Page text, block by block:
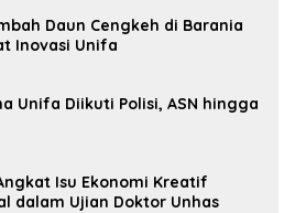
Daun Cengkeh di Barania
Inovasi Unifa
Unifa Diikuti Polisi, ASN hingga
Isu Ekonomi Kreatif
dalam Ujian Doktor Unhas